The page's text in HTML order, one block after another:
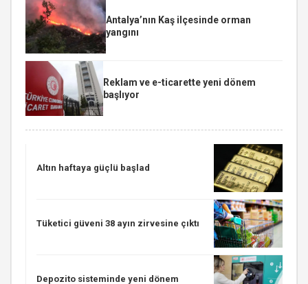
Antalya’nın Kaş ilçesinde orman
yangını
Reklam ve e-ticarette yeni dönem
başlıyor
Altın haftaya güçlü başlad
Tüketici güveni 38 ayın zirvesine çıktı
Depozito sisteminde yeni dönem